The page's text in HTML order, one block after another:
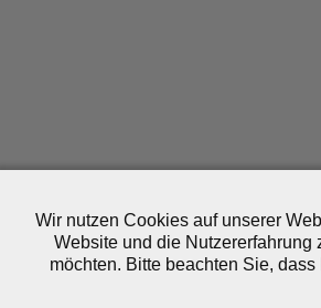
Wir nutzen Cookies auf unserer
Website und die
möchten. Bitte beachten Sie,